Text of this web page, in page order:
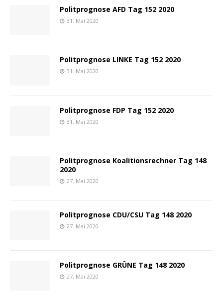
Politprognose AFD Tag 152 2020
31. Mai 2020
Politprognose LINKE Tag 152 2020
31. Mai 2020
Politprognose FDP Tag 152 2020
31. Mai 2020
Politprognose Koalitionsrechner Tag 148
2020
27. Mai 2020
Politprognose CDU/CSU Tag 148 2020
27. Mai 2020
Politprognose GRÜNE Tag 148 2020
27. Mai 2020